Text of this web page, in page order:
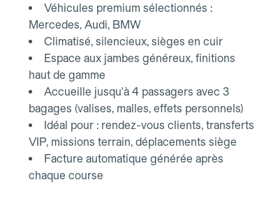
Véhicules premium sélectionnés :
Mercedes, Audi, BMW
Climatisé, silencieux, sièges en cuir
Espace aux jambes généreux, finitions
haut de gamme
Accueille jusqu'à 4 passagers avec 3
bagages (valises, malles, effets personnels)
Idéal pour : rendez-vous clients, transferts
VIP, missions terrain, déplacements siège
Facture automatique générée après
chaque course